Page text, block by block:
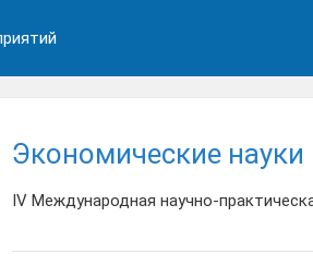
Экономические
IV Международная научно-